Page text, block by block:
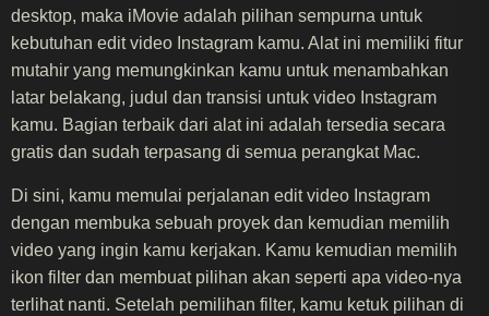
desktop, maka iMovie adalah pilihan sempurna untuk
kebutuhan edit video Instagram kamu. Alat ini memiliki fitur
mutahir yang memungkinkan kamu untuk menambahkan
latar belakang, judul dan transisi untuk video Instagram
kamu. Bagian terbaik dari alat ini adalah tersedia secara
gratis dan sudah terpasang di semua perangkat Mac.
Di sini, kamu memulai perjalanan edit video Instagram
dengan membuka sebuah proyek dan kemudian memilih
video yang ingin kamu kerjakan. Kamu kemudian memilih
ikon filter dan membuat pilihan akan seperti apa video-nya
terlihat nanti. Setelah pemilihan filter, kamu ketuk pilihan di